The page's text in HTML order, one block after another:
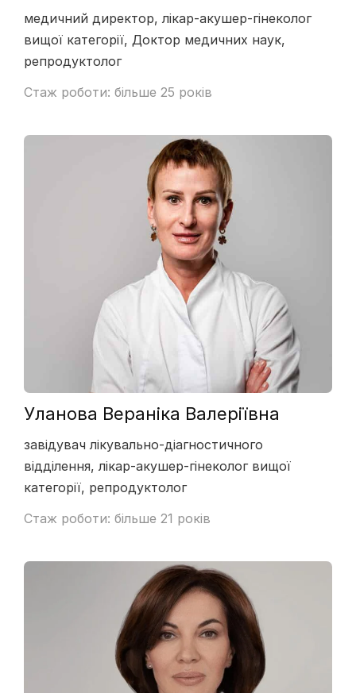
медичний директор, лікар-акушер-гінеколог
вищої категорії, Доктор медичних наук,
репродуктолог
Стаж роботи: більше 25 років
Уланова Вераніка Валеріївна
завідувач лікувально-діагностичного
відділення, лікар-акушер-гінеколог вищої
категорії, репродуктолог
Стаж роботи: більше 21 років